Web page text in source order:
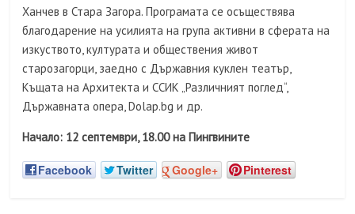
Ханчев в Стара Загора. Програмата се осъществява
благодарение на усилията на група активни в сферата на
изкуството, културата и обществения живот
старозагорци, заедно с Държавния куклен театър,
Къщата на Архитекта и ССИК „Различният поглед“,
Държавната опера, Dolap.bg и др.
Начало: 12 септември, 18.00 на Пингвините
Facebook Twitter Google+ Pinterest